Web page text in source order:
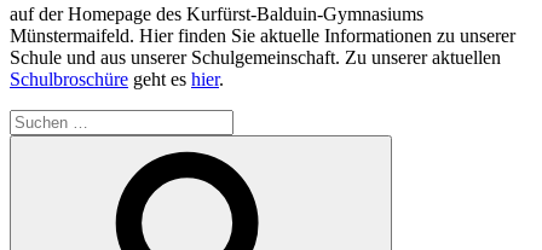
auf der Homepage des Kurfürst-Balduin-Gymnasiums
Münstermaifeld. Hier finden Sie aktuelle Informationen zu unserer
Schule und aus unserer Schulgemeinschaft. Zu unserer aktuellen
Schulbroschüre geht es hier.
Suchen
nach: